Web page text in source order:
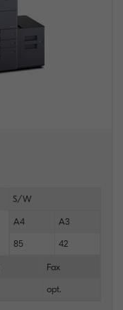
S/W
A4 A3
85 42
Fax
opt.